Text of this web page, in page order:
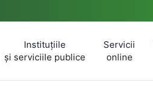
Instituțiile
și serviciile publice
Servicii
online